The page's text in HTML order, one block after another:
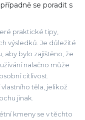
se poradit s
praktické tipy,
výsledků. Je důležité
aby bylo zajištěno, že
nalačno může
citlivost.
těla, jelikož
jinak.
kmeny se v těchto